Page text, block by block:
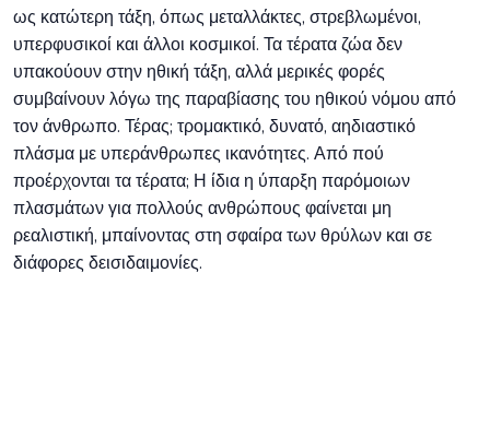
ως κατώτερη τάξη, όπως μεταλλάκτες, στρεβλωμένοι,
υπερφυσικοί και άλλοι κοσμικοί. Τα τέρατα ζώα δεν
υπακούουν στην ηθική τάξη, αλλά μερικές φορές
συμβαίνουν λόγω της παραβίασης του ηθικού νόμου από
τον άνθρωπο. Τέρας; τρομακτικό, δυνατό, αηδιαστικό
πλάσμα με υπεράνθρωπες ικανότητες. Από πού
προέρχονται τα τέρατα; Η ίδια η ύπαρξη παρόμοιων
πλασμάτων για πολλούς ανθρώπους φαίνεται μη
ρεαλιστική, μπαίνοντας στη σφαίρα των θρύλων και σε
διάφορες δεισιδαιμονίες.